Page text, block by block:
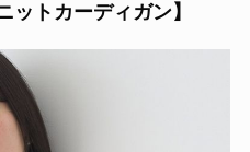
ットカーディガン】